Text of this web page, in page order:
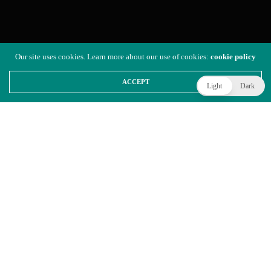
Light Dark
Our site uses cookies. Learn more about our use of cookies: cookie policy
ACCEPT